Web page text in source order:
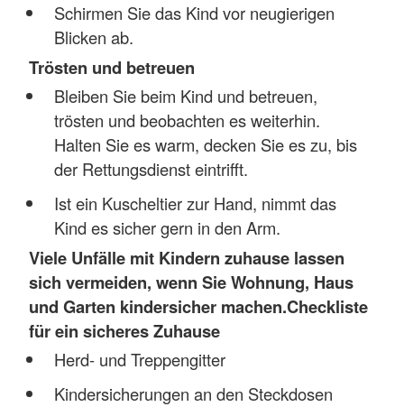
Schirmen Sie das Kind vor neugierigen
Blicken ab.
Trösten und betreuen
Bleiben Sie beim Kind und betreuen,
trösten und beobachten es weiterhin.
Halten Sie es warm, decken Sie es zu, bis
der Rettungsdienst eintrifft.
Ist ein Kuscheltier zur Hand, nimmt das
Kind es sicher gern in den Arm.
Viele Unfälle mit Kindern zuhause lassen
sich vermeiden, wenn Sie Wohnung, Haus
und Garten kindersicher machen.Checkliste
für ein sicheres Zuhause
Herd- und Treppengitter
Kindersicherungen an den Steckdosen